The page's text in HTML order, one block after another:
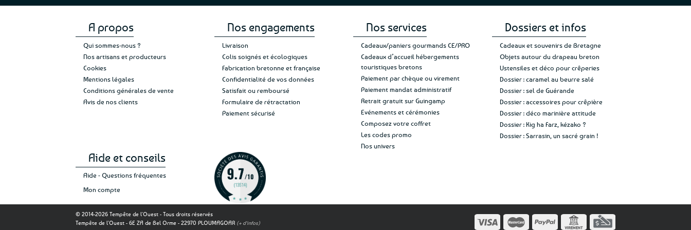
produit
A propos
Qui sommes-nous ?
Nos artisans et producteurs
Cookies
Mentions légales
Conditions générales de vente
Avis de nos clients
Nos engagements
Livraison
Colis soignés et écologiques
Fabrication bretonne et française
Confidentialité de vos données
Satisfait ou remboursé
Formulaire de rétractation
Paiement sécurisé
Nos services
Cadeaux/paniers gourmands CE/PRO
Cadeaux d’accueil hébergements
touristiques bretons
Paiement par chèque ou virement
Paiement mandat administratif
Retrait gratuit sur Guingamp
Evénements et cérémonies
Composez votre coffret
Les codes promo
Nos univers
Dossiers et infos
Cadeaux et souvenirs de Bretagne
Objets autour du drapeau breton
Ustensiles et déco pour crêperies
Dossier : caramel au beurre salé
Dossier : sel de Guérande
Dossier : accessoires pour crêpière
Dossier : déco marinière attitude
Dossier : Kig ha Farz, kézako ?
Dossier : Sarrasin, un sacré grain !
Aide et conseils
Aide - Questions fréquentes
Mon compte
© 2014-2026 Tempête de l'Ouest - Tous droits réservés
Tempête de l'Ouest - 6E ZA de Bel Orme - 22970 PLOUMAGOAR (+ d'infos)